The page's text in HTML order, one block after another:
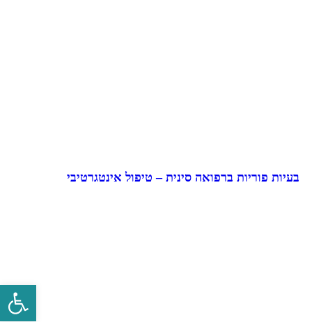
בעיות פוריות ברפואה סינית – טיפול אינטגרטיבי
פתח